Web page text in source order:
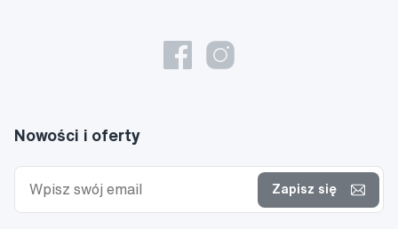
Nowości i oferty
Zapisz się